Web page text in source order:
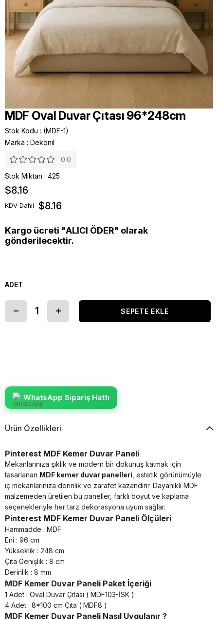
MDF Oval Duvar Çıtası 96*248cm
Stok Kodu
(MDF-1)
Marka : Dekonil
0.0
Stok Miktarı : 425
$8.16
KDV Dahil $8.16
Kargo ücreti "ALICI ÖDER" olarak
gönderilecektir.
ADET
WhatsApp Sipariş Hattı
Ürün Özellikleri
Pinterest MDF Kemer Duvar Paneli
Mekanlarınıza şıklık ve modern bir dokunuş katmak için
tasarlanan MDF kemer duvar panelleri , estetik görünümüyle
iç mekanlarınıza derinlik ve zarafet kazandırır. Dayanıklı MDF
malzemeden üretilen bu paneller, farklı boyut ve kaplama
seçenekleriyle her tarz dekorasyona uyum sağlar.
Pinterest MDF Kemer Duvar Paneli Ölçüleri
Hammadde : MDF
Eni : 96 cm
Yükseklik : 248 cm
Çıta Genişlik : 8 cm
Derinlik : 8 mm
MDF Kemer Duvar Paneli Paket İçeriği
1 Adet : Oval Duvar Çıtası ( MDF103-İSK )
4 Adet : 8*100 cm Çıta ( MDF8 )
MDF Kemer Duvar Paneli Nasıl Uygulanır ?